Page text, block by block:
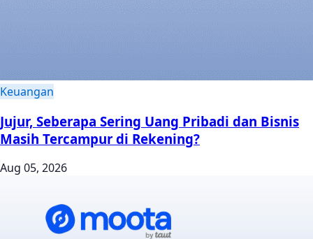
Keuangan
Jujur, Seberapa Sering Uang Pribadi dan Bisnis
Masih Tercampur di Rekening?
Aug 05, 2026